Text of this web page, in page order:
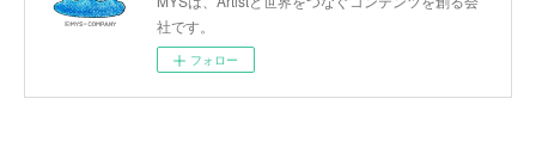
社です。
フォロー